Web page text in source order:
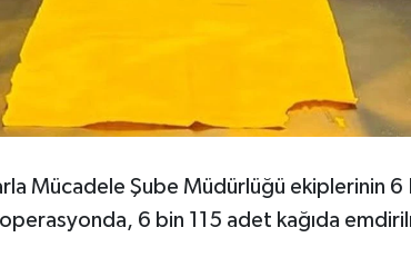
Mücadele Şube Müdürlüğü ekiplerinin
6 bin 115 adet kağıda